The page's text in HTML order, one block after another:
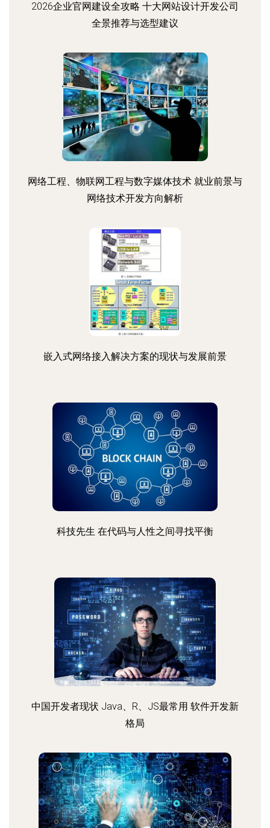
2026企业官网建设全攻略 十大网站设计开发公司
全景推荐与选型建议
网络工程、物联网工程与数字媒体技术 就业前景与
网络技术开发方向解析
嵌入式网络接入解决方案的现状与发展前景
科技先生 在代码与人性之间寻找平衡
中国开发者现状 Java、R、JS最常用 软件开发新
格局